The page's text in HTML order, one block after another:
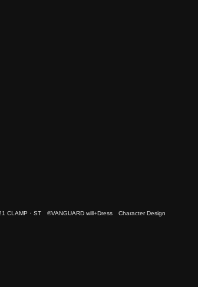
CLAMP・ST ©VANGUARD will+Dress Character Design